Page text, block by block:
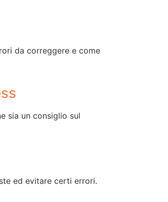
da correggere e come
sia un consiglio sul
ed evitare certi errori.